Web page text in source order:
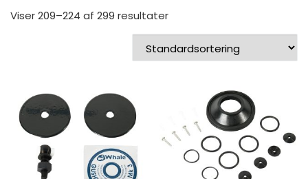
Viser 209–224 af 299 resultater